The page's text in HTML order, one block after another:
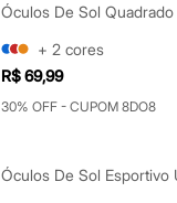
+ 2 cores
R$ 69,99
30% OFF - CUPOM 8DO8